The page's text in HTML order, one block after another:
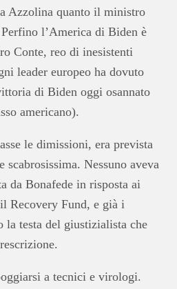
Azzolina quanto il ministro
l’America di Biden è
Conte, reo di inesistenti
leader europeo ha dovuto
di Biden oggi osannato
americano).
le dimissioni, era prevista
scabrosissima. Nessuno aveva
da Bonafede in risposta ai
Recovery Fund, e già i
la testa del giustizialista che
a tecnici e virologi.